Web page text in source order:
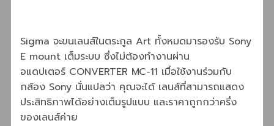
Sigma จะขนเลนส์ในตระกูล Art ทั้งหมดมารองรับ Sony
E mount เต็มระบบ ซึ่งไม่ต้องทำงานผ่าน
อแดปเตอร์ CONVERTER MC-11 เมื่อใช้งานร่วมกับ
กล้อง Sony นั่นแปลว่า คุณจะได้ เลนส์ที่สามารถแสดง
ประสิทธิภาพได้อย่างเต็มรูปแบบ และราคาถูกกว่าครึ่ง
ของเลนส์ค่าย